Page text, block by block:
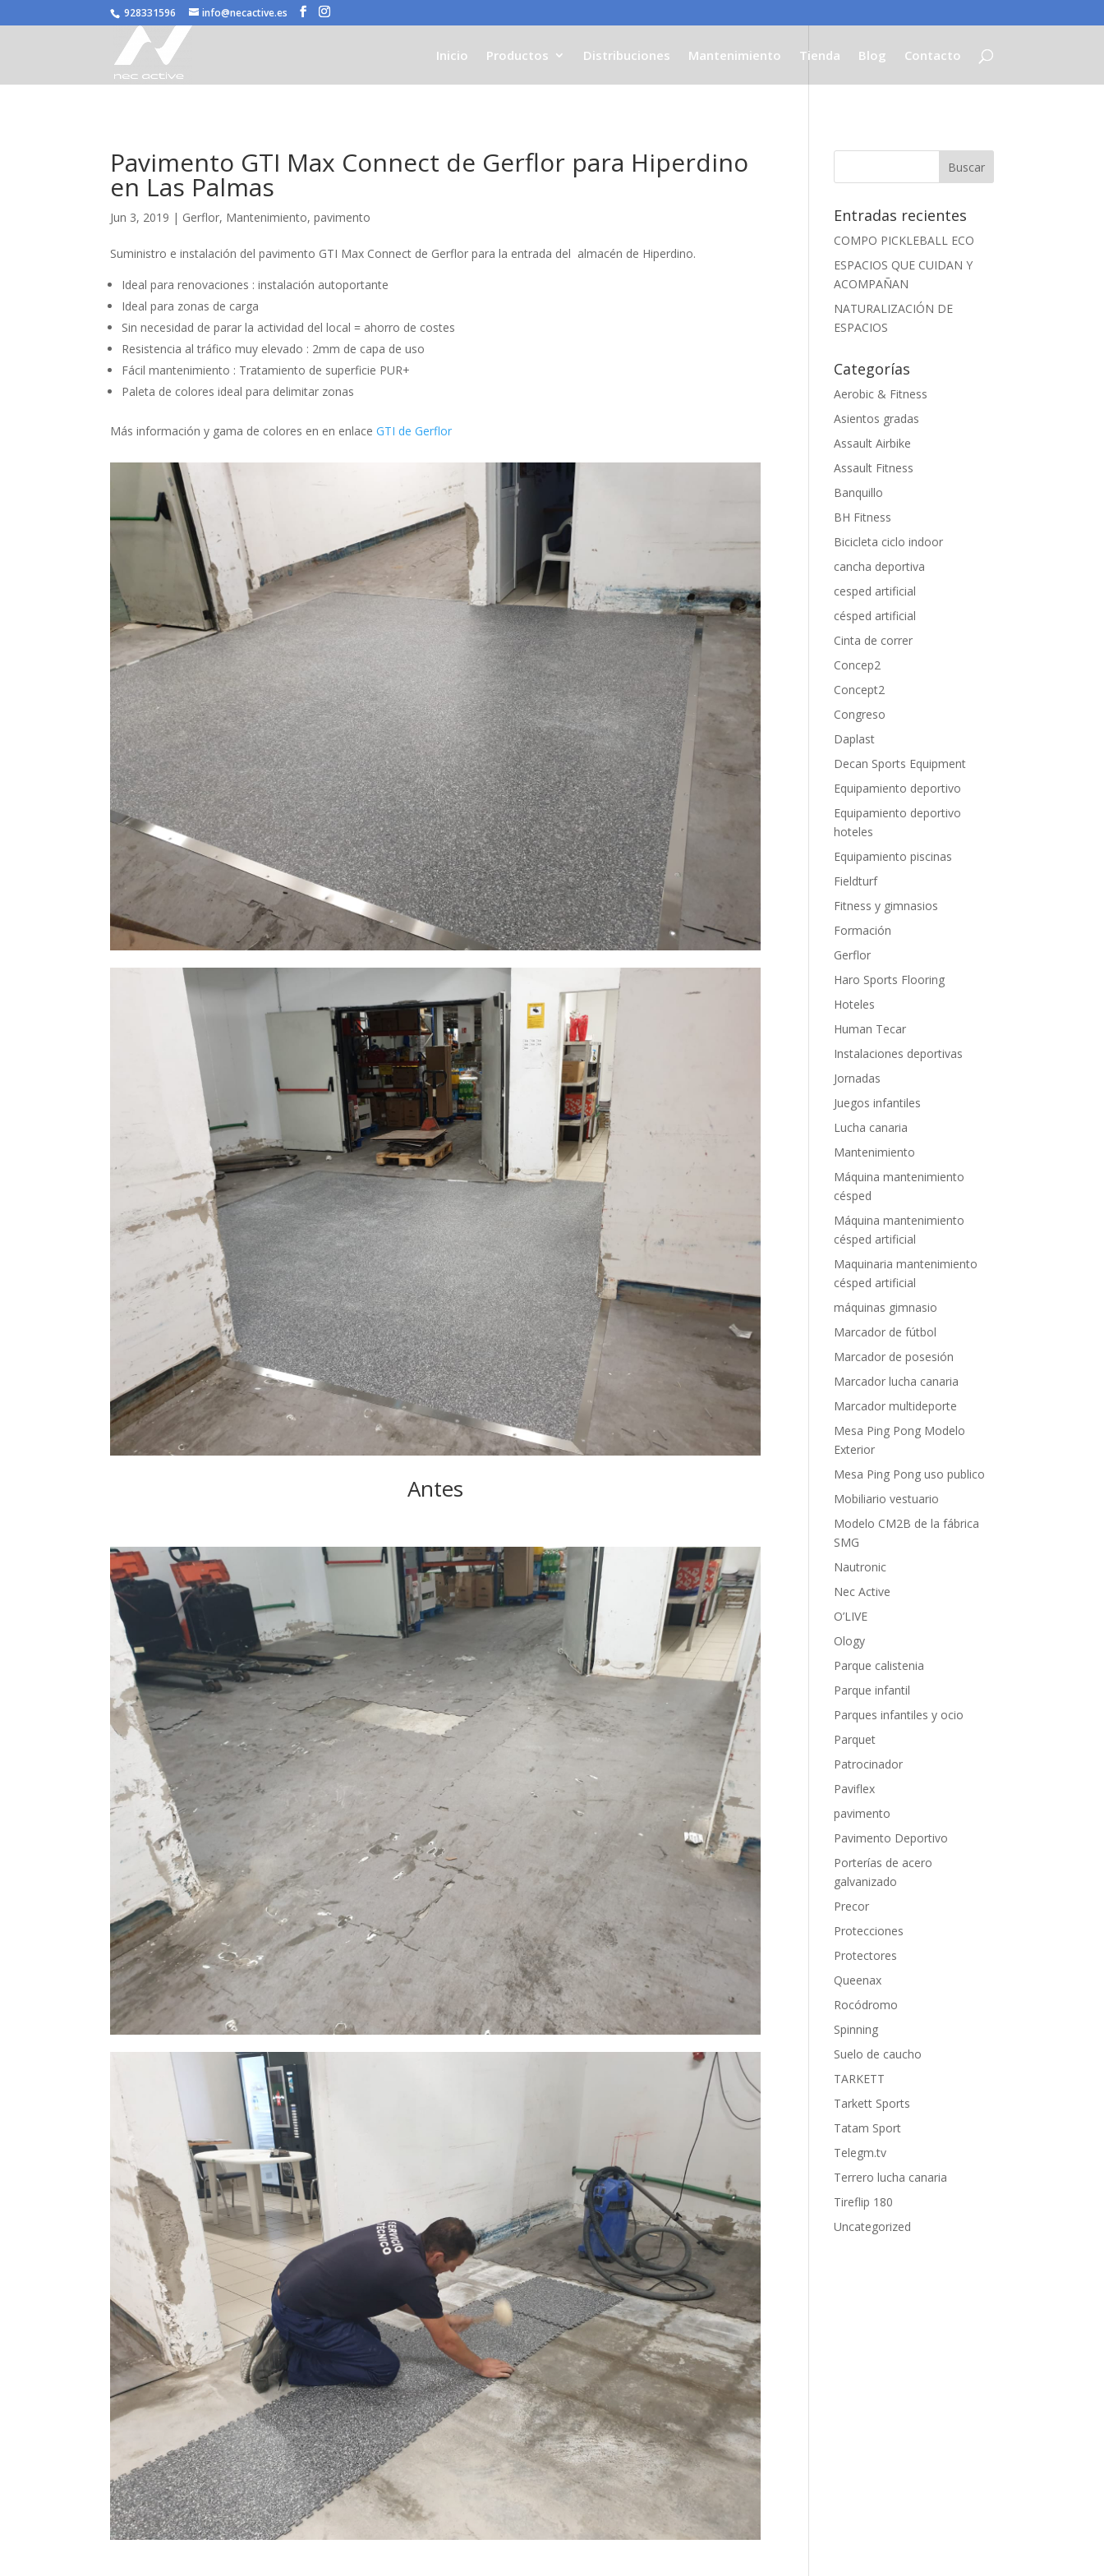
/* JS para menú plegable móvil Divi */
928331596 info@necactive.es
Inicio Productos Distribuciones Mantenimiento Tienda Blog Contacto
Pavimento GTI Max Connect de Gerflor para Hiperdino
en Las Palmas
Jun 3, 2019 | Gerflor, Mantenimiento,pavimento
Suministro e instalación del pavimento GTI Max Connect de Gerflor para la entrada del almacén de Hiperdino.
Ideal para renovaciones : instalación autoportante
Ideal para zonas de carga
Sin necesidad de parar la actividad del local = ahorro de costes
Resistencia al tráfico muy elevado : 2mm de capa de uso
Fácil mantenimiento : Tratamiento de superficie PUR+
Paleta de colores ideal para delimitar zonas
Más información y gama de colores en en enlaceGTI de Gerflor
Antes
Entradas recientes
COMPO PICKLEBALL ECO
ESPACIOS QUE CUIDAN Y
ACOMPAÑAN
NATURALIZACIÓN DE
ESPACIOS
Categorías
Aerobic & Fitness
Asientos gradas
Assault Airbike
Assault Fitness
Banquillo
BH Fitness
Bicicleta ciclo indoor
cancha deportiva
cesped artificial
césped artificial
Cinta de correr
Concep2
Concept2
Congreso
Daplast
Decan Sports Equipment
Equipamiento deportivo
Equipamiento deportivo
hoteles
Equipamiento piscinas
Fieldturf
Fitness y gimnasios
Formación
Gerflor
Haro Sports Flooring
Hoteles
Human Tecar
Instalaciones deportivas
Jornadas
Juegos infantiles
Lucha canaria
Mantenimiento
Máquina mantenimiento
césped
Máquina mantenimiento
césped artificial
Maquinaria mantenimiento
césped artificial
máquinas gimnasio
Marcador de fútbol
Marcador de posesión
Marcador lucha canaria
Marcador multideporte
Mesa Ping Pong Modelo
Exterior
Mesa Ping Pong uso publico
Mobiliario vestuario
Modelo CM2B de la fábrica
SMG
Nautronic
Nec Active
O’LIVE
Ology
Parque calistenia
Parque infantil
Parques infantiles y ocio
Parquet
Patrocinador
Paviflex
pavimento
Pavimento Deportivo
Porterías de acero
galvanizado
Precor
Protecciones
Protectores
Queenax
Rocódromo
Spinning
Suelo de caucho
TARKETT
Tarkett Sports
Tatam Sport
Telegm.tv
Terrero lucha canaria
Tireflip 180
Uncategorized